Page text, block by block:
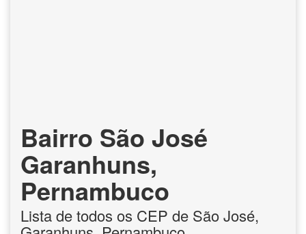
Bairro São José
Garanhuns,
Pernambuco
Lista de todos os CEP de São José,